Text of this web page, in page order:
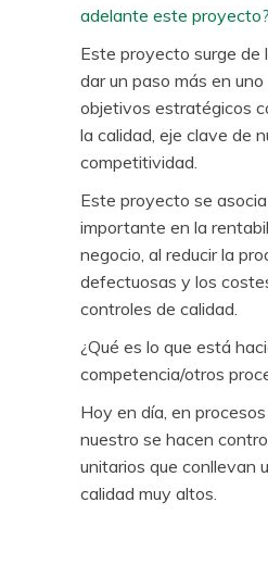
adelante este proyecto?
Este proyecto surge de
dar un paso más en
objetivos estratégicos
la calidad, eje clave de
competitividad.
Este proyecto se
importante en la
negocio, al reducir la
defectuosas y los
controles de calidad.
¿Qué es lo que está
competencia/otros
Hoy en día, en
nuestro se hacen
unitarios que conllevan
calidad muy altos.